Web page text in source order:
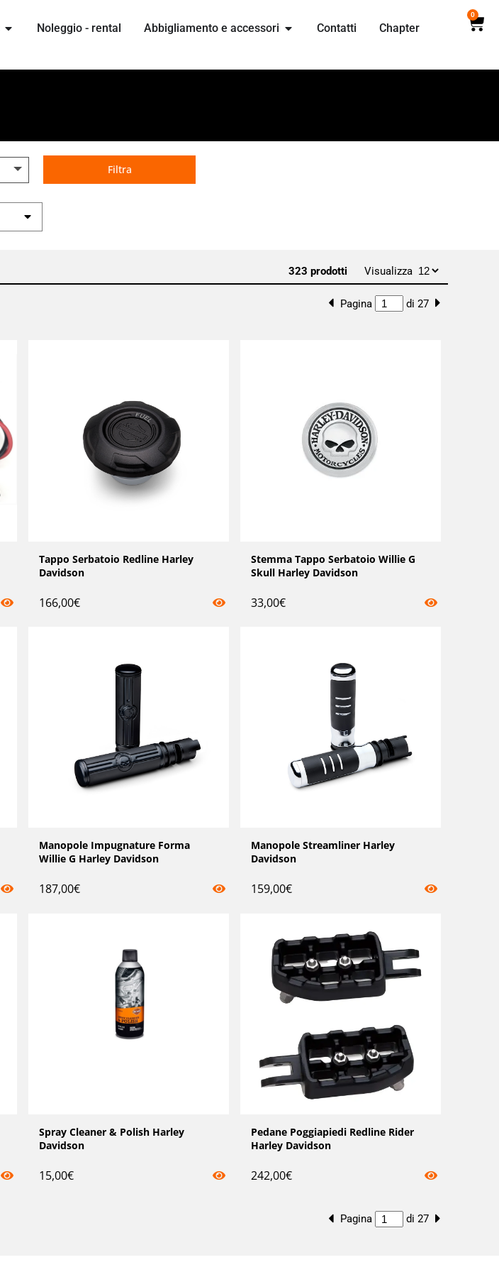
Noleggio - rental Abbigliamento e accessori Contatti Chapter
0
Filtra
323 prodotti Visualizza
Pagina di 27
Tappo Serbatoio Redline Harley
Davidson
166,00€
Stemma Tappo Serbatoio Willie G
Skull Harley Davidson
33,00€
Manopole Impugnature Forma
Willie G Harley Davidson
187,00€
Manopole Streamliner Harley
Davidson
159,00€
Spray Cleaner & Polish Harley
Davidson
15,00€
Pedane Poggiapiedi Redline Rider
Harley Davidson
242,00€
Pagina di 27